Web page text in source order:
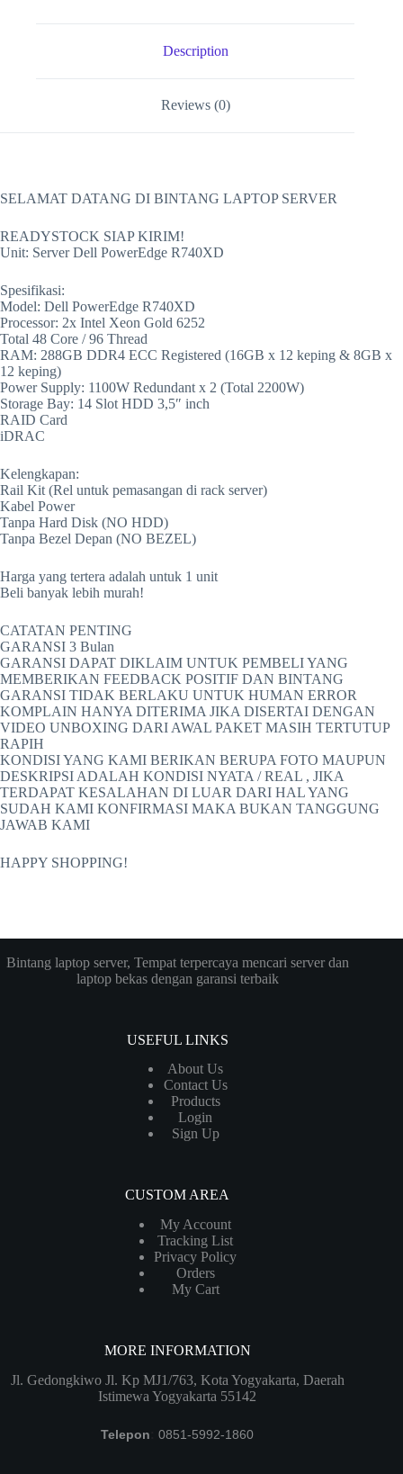
Description
Reviews (0)
SELAMAT DATANG DI BINTANG LAPTOP SERVER
READYSTOCK SIAP KIRIM!
Unit: Server Dell PowerEdge R740XD
Spesifikasi:
Model: Dell PowerEdge R740XD
Processor: 2x Intel Xeon Gold 6252
Total 48 Core / 96 Thread
RAM: 288GB DDR4 ECC Registered (16GB x 12 keping & 8GB x
12 keping)
Power Supply: 1100W Redundant x 2 (Total 2200W)
Storage Bay: 14 Slot HDD 3,5″ inch
RAID Card
iDRAC
Kelengkapan:
Rail Kit (Rel untuk pemasangan di rack server)
Kabel Power
Tanpa Hard Disk (NO HDD)
Tanpa Bezel Depan (NO BEZEL)
Harga yang tertera adalah untuk 1 unit
Beli banyak lebih murah!
CATATAN PENTING
GARANSI 3 Bulan
GARANSI DAPAT DIKLAIM UNTUK PEMBELI YANG
MEMBERIKAN FEEDBACK POSITIF DAN BINTANG
GARANSI TIDAK BERLAKU UNTUK HUMAN ERROR
KOMPLAIN HANYA DITERIMA JIKA DISERTAI DENGAN
VIDEO UNBOXING DARI AWAL PAKET MASIH TERTUTUP
RAPIH
KONDISI YANG KAMI BERIKAN BERUPA FOTO MAUPUN
DESKRIPSI ADALAH KONDISI NYATA / REAL , JIKA
TERDAPAT KESALAHAN DI LUAR DARI HAL YANG
SUDAH KAMI KONFIRMASI MAKA BUKAN TANGGUNG
JAWAB KAMI
HAPPY SHOPPING!
Bintang laptop server, Tempat terpercaya mencari server dan
laptop bekas dengan garansi terbaik
USEFUL LINKS
About Us
Contact Us
Products
Login
Sign Up
CUSTOM AREA
My Account
Tracking List
Privacy Policy
Orders
My Cart
MORE INFORMATION
Jl. Gedongkiwo Jl. Kp MJ1/763, Kota Yogyakarta, Daerah
Istimewa Yogyakarta 55142
Telepon :0851-5992-1860